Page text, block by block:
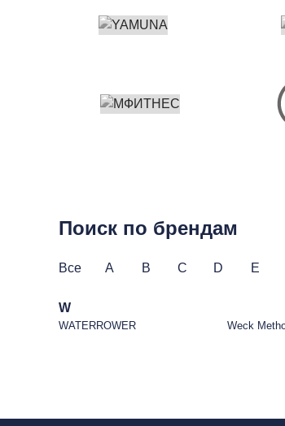
Поиск по брендам
Все A B C D E
W
WATERROWER Weck